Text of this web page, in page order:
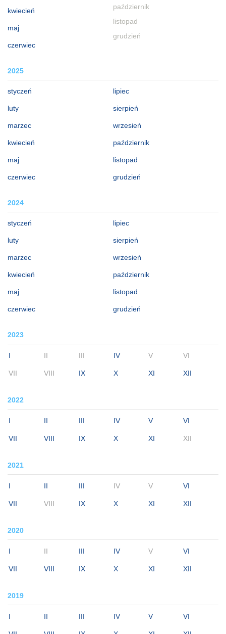
kwiecień
maj
czerwiec
październik
listopad
grudzień
2025
styczeń
luty
marzec
kwiecień
maj
czerwiec
lipiec
sierpień
wrzesień
październik
listopad
grudzień
2024
styczeń
luty
marzec
kwiecień
maj
czerwiec
lipiec
sierpień
wrzesień
październik
listopad
grudzień
2023
I II III IV V VI
VII VIII IX X XI XII
2022
I II III IV V VI
VII VIII IX X XI XII
2021
I II III IV V VI
VII VIII IX X XI XII
2020
I II III IV V VI
VII VIII IX X XI XII
2019
I II III IV V VI